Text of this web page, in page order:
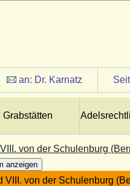
an: Dr. Karnatz
Grabstätten
von der Schulenburg
anzeigen
VIII. von der Schulenburg